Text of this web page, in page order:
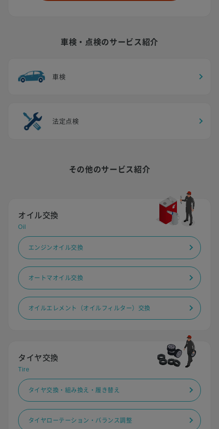
車検・点検のサービス紹介
車検
法定点検
その他のサービス紹介
オイル交換
Oil
エンジンオイル交換
オートマオイル交換
オイルエレメント（オイルフィルター）交換
タイヤ交換
Tire
タイヤ交換・組み換え・履き替え
タイヤローテーション・バランス調整